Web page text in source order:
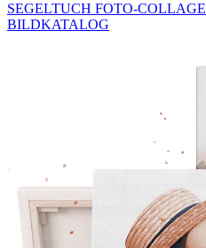
SEGELTUCH FOTO-COLLAGE
BILDKATALOG